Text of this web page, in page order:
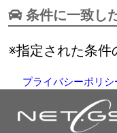
条件に一致し
※指定された条件
プライバシーポリシ